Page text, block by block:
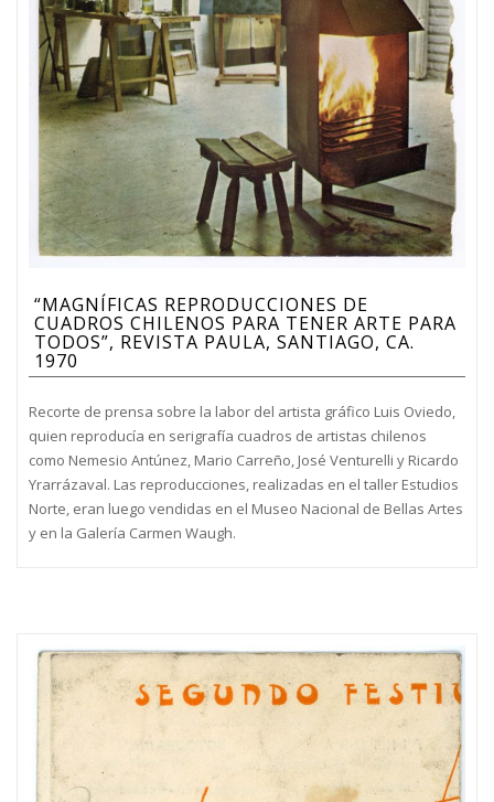
“MAGNÍFICAS REPRODUCCIONES DE
CUADROS CHILENOS PARA TENER ARTE PARA
TODOS”, REVISTA PAULA, SANTIAGO, CA.
1970
Recorte de prensa sobre la labor del artista gráfico Luis Oviedo,
quien reproducía en serigrafía cuadros de artistas chilenos
como Nemesio Antúnez, Mario Carreño, José Venturelli y Ricardo
Yrarrázaval. Las reproducciones, realizadas en el taller Estudios
Norte, eran luego vendidas en el Museo Nacional de Bellas Artes
y en la Galería Carmen Waugh.